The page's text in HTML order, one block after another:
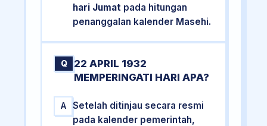
hari Jumat pada hitungan
penanggalan kalender Masehi.
Q
22 APRIL 1932
MEMPERINGATI HARI APA?
A
Setelah ditinjau secara resmi
pada kalender pemerintah,